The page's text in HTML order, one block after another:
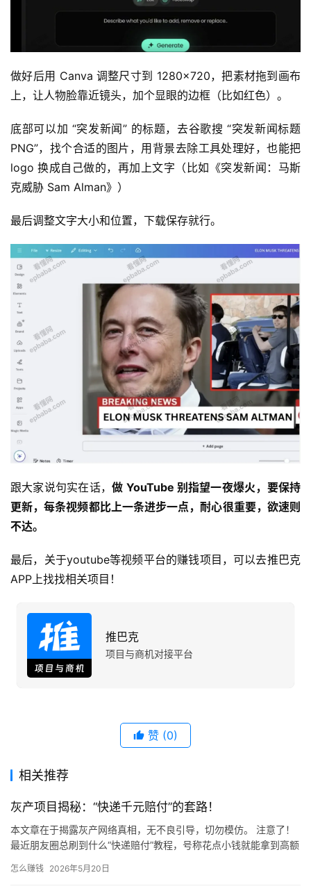
做好后用 Canva 调整尺寸到 1280×720，把素材拖到画布
上，让人物脸靠近镜头，加个显眼的边框（比如红色）。
底部可以加 “突发新闻” 的标题，去谷歌搜 “突发新闻标题
PNG”，找个合适的图片，用背景去除工具处理好，也能把
logo 换成自己做的，再加上文字（比如《突发新闻：马斯
克威胁 Sam Alman》）
最后调整文字大小和位置，下载保存就行。
跟大家说句实在话，做 YouTube 别指望一夜爆火，要保持
更新，每条视频都比上一条进步一点，耐心很重要，欲速则
不达。
最后，关于youtube等视频平台的赚钱项目，可以去推巴克
APP上找找相关项目！
推巴克
项目与商机对接平台
赞 (0)
相关推荐
灰产项目揭秘：“快递千元赔付”的套路！
本文章在于揭露灰产网络真相，无不良引导，切勿模仿。 注意了！
最近朋友圈总刷到什么“快递赔付”教程，号称花点小钱就能拿到高额
怎么赚钱 2026年5月20日